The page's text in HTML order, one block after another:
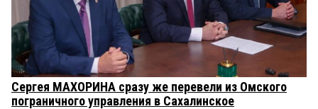
Сергея МАХОРИНА сразу же перевели из Омского
пограничного управления в Сахалинское